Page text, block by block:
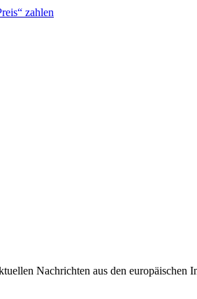
zahlen
Nachrichten aus den